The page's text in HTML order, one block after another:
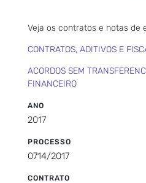
Veja os contratos e notas de
CONTRATOS, ADITIVOS E
ACORDOS SEM
FINANCEIRO
ANO
2017
PROCESSO
0714/2017
CONTRATO